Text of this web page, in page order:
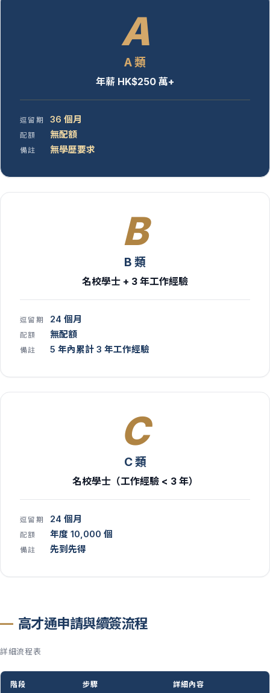
A
A 類
年薪 HK$250 萬+
逗留期 36 個月
配額 無配額
備註 無學歷要求
B
B 類
名校學士 + 3 年工作經驗
逗留期 24 個月
配額 無配額
備註 5 年內累計 3 年工作經驗
C
C 類
名校學士（工作經驗 < 3 年）
逗留期 24 個月
配額 年度 10,000 個
備註 先到先得
高才通申請與續簽流程
詳細流程表
階段 步驟 詳細內容